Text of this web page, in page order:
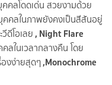
คลโดดเด่น สวยงามด้วย
คคลในภาพยังคงเป็นสีสันอยู่
ดีโอเลย, Night Flare
ลในเวลากลางคืน โดย
องง่ายสุดๆ,Monochrome